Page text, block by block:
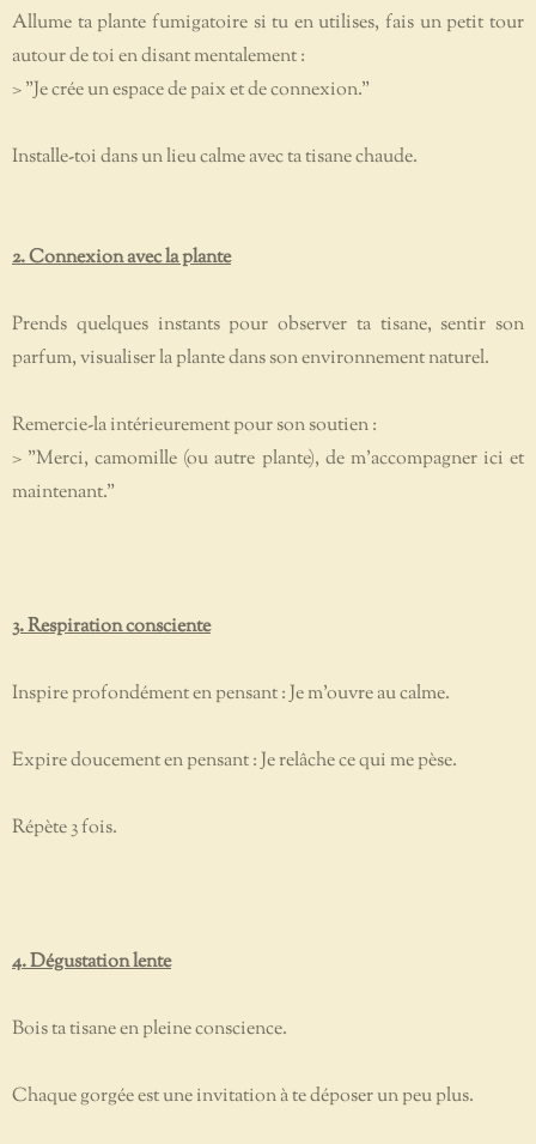
Allume ta plante fumigatoire si tu en utilises, fais un petit tour
autour de toi en disant mentalement :
> "Je crée un espace de paix et de connexion."
Installe-toi dans un lieu calme avec ta tisane chaude.
2. Connexion avec la plante
Prends quelques instants pour observer ta tisane, sentir son
parfum, visualiser la plante dans son environnement naturel.
Remercie-la intérieurement pour son soutien :
> "Merci, camomille (ou autre plante), de m’accompagner ici et
maintenant."
3. Respiration consciente
Inspire profondément en pensant : Je m’ouvre au calme.
Expire doucement en pensant : Je relâche ce qui me pèse.
Répète 3 fois.
4. Dégustation lente
Bois ta tisane en pleine conscience.
Chaque gorgée est une invitation à te déposer un peu plus.